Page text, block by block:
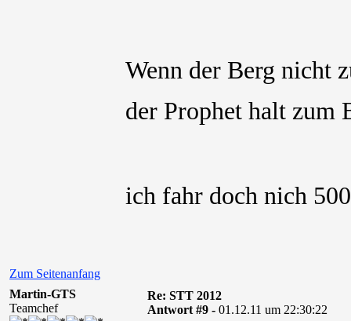
Wenn der Berg nicht
der Prophet halt
ich fahr doch nich
Zum Seitenanfang
Martin-GTS
Teamchef
Re: STT 2012
Antwort #9 - 01.12.11 um 22:30:22